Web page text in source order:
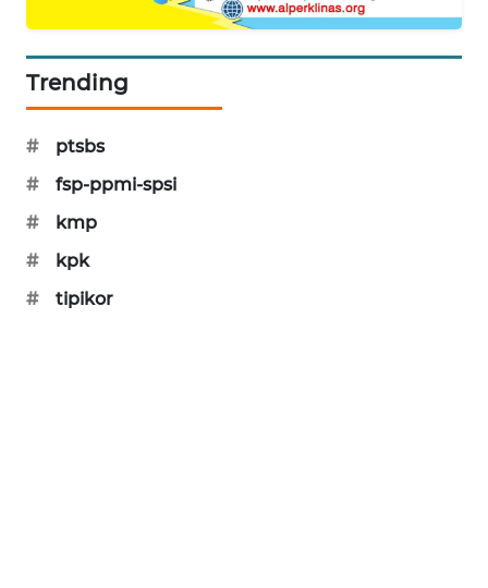
Trending
#
ptsbs
#
fsp-ppmi-spsi
#
kmp
#
kpk
#
tipikor
NEWS
NEWS
METRO
SIANTAR
NEWS
METRO